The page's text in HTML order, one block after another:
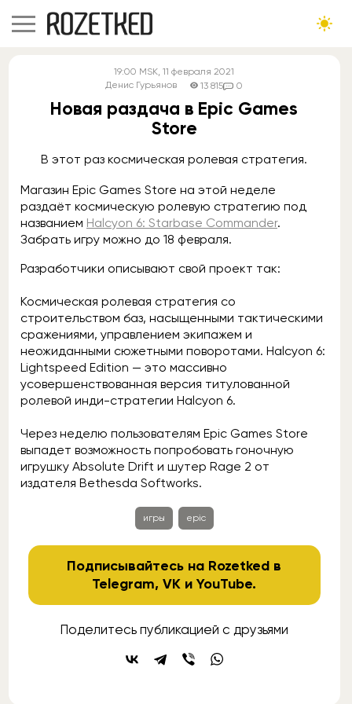
19:00 MSK, 11 февраля 2021
Денис Гурьянов
13 815 0
Новая раздача в Epic Games
Store
В этот раз космическая ролевая стратегия.
Магазин Epic Games Store на этой неделе
раздаёт космическую ролевую стратегию под
названием Halcyon 6: Starbase Commander.
Забрать игру можно до 18 февраля.
Разработчики описывают свой проект так:
Космическая ролевая стратегия со
строительством баз, насыщенными тактическими
сражениями, управлением экипажем и
неожиданными сюжетными поворотами. Halcyon 6:
Lightspeed Edition — это массивно
усовершенствованная версия титулованной
ролевой инди-стратегии Halcyon 6.
Через неделю пользователям Epic Games Store
выпадет возможность попробовать гоночную
игрушку Absolute Drift и шутер Rage 2 от
издателя Bethesda Softworks.
игры epic
Подписывайтесь на Rozetked в
Telegram,VK иYouTube.
Поделитесь публикацией с друзьями